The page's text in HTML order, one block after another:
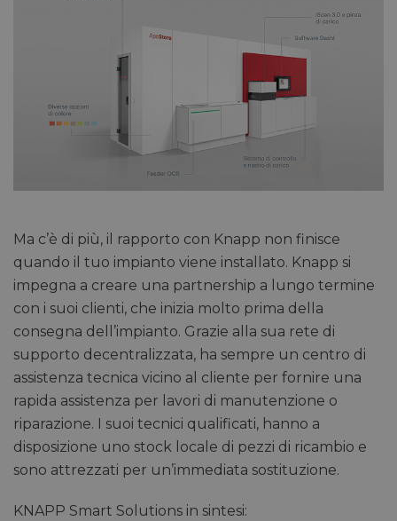
Ma c’è di più, il rapporto con Knapp non finisce
quando il tuo impianto viene installato. Knapp si
impegna a creare una partnership a lungo termine
con i suoi clienti, che inizia molto prima della
consegna dell’impianto. Grazie alla sua rete di
supporto decentralizzata, ha sempre un centro di
assistenza tecnica vicino al cliente per fornire una
rapida assistenza per lavori di manutenzione o
riparazione. I suoi tecnici qualificati, hanno a
disposizione uno stock locale di pezzi di ricambio e
sono attrezzati per un’immediata sostituzione.
KNAPP Smart Solutions in sintesi: